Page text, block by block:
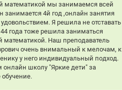
математикой мы занимаемся всей
занимается 4й год ,онлайн занятия
Я решила не отставать
года тоже решила заниматься
математикой. Наш преподаватель
очень внимальный к мелочам, к
у него индивидуальный подход.
онлайн школу "Яркие дети" за
обучение.